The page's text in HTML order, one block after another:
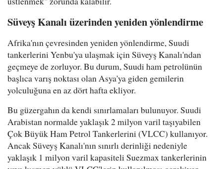
Süveyş Kanalı üzerinden yeniden yönlendirme
Afrika'nın çevresinden yeniden yönlendirme, Suudi
tankerlerini Yenbu'ya ulaşmak için Süveyş Kanalı'ndan
geçmeye de zorluyor. Bu durum, Suudi ham petrolünün
başlıca varış noktası olan Asya'ya giden gemilerin
yolculuğuna en az dört hafta ekliyor.
Bu güzergahın da kendi sınırlamaları bulunuyor. Suudi
Arabistan normalde yaklaşık 2 milyon varil taşıyabilen
Çok Büyük Ham Petrol Tankerlerini (VLCC) kullanıyor.
Ancak Süveyş Kanalı'nın sınırlı derinliği nedeniyle
yaklaşık 1 milyon varil kapasiteli Suezmax tankerlerinin